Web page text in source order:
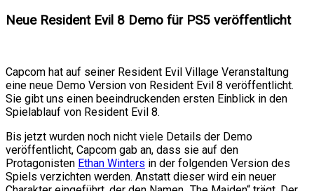
Neue Resident Evil 8 Demo für PS5 veröffentlicht
Capcom hat auf seiner Resident Evil Village Veranstaltung
eine neue Demo Version von Resident Evil 8 veröffentlicht.
Sie gibt uns einen beeindruckenden ersten Einblick in den
Spielablauf von Resident Evil 8.
Bis jetzt wurden noch nicht viele Details der Demo
veröffentlicht, Capcom gab an, dass sie auf den
Protagonisten Ethan Winters in der folgenden Version des
Spiels verzichten werden. Anstatt dieser wird ein neuer